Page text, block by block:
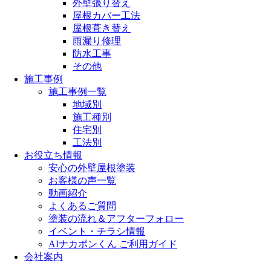
外壁張り替え
屋根カバー工法
屋根葺き替え
雨漏り修理
防水工事
その他
施工事例
施工事例一覧
地域別
施工種別
住宅別
工法別
お役立ち情報
安心の外壁屋根塗装
お客様の声一覧
動画紹介
よくあるご質問
塗装の流れ＆アフターフォロー
イベント・チラシ情報
AIナカポンくん ご利用ガイド
会社案内